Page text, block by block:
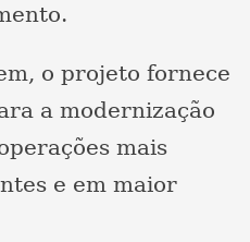
o projeto fornece
a modernização
mais
e em maior